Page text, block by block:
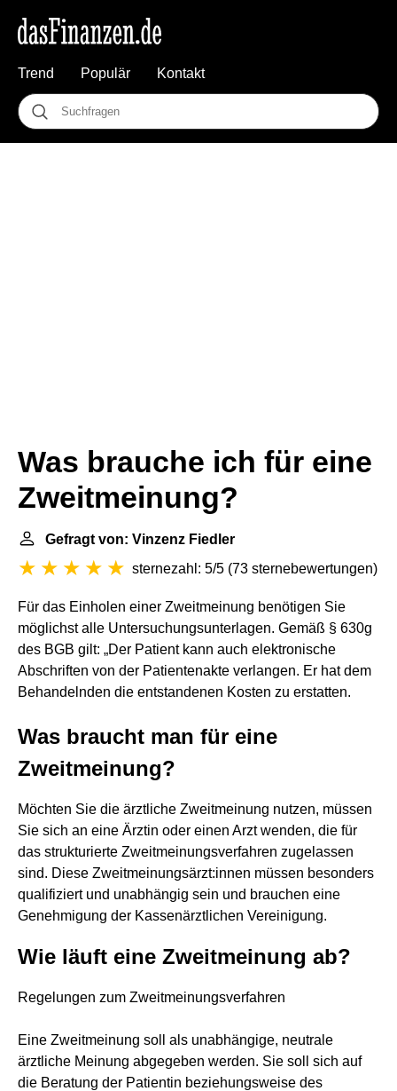
Trend Populär Kontakt
Was brauche ich für eine
Zweitmeinung?
Gefragt von: Vinzenz Fiedler
sternezahl: 5/5 (73 sternebewertungen)
Für das Einholen einer Zweitmeinung benötigen Sie
möglichst alle Untersuchungsunterlagen. Gemäß § 630g
des BGB gilt: „Der Patient kann auch elektronische
Abschriften von der Patientenakte verlangen. Er hat dem
Behandelnden die entstandenen Kosten zu erstatten.
Was braucht man für eine
Zweitmeinung?
Möchten Sie die ärztliche Zweitmeinung nutzen, müssen
Sie sich an eine Ärztin oder einen Arzt wenden, die für
das strukturierte Zweitmeinungsverfahren zugelassen
sind. Diese Zweitmeinungsärzt:innen müssen besonders
qualifiziert und unabhängig sein und brauchen eine
Genehmigung der Kassenärztlichen Vereinigung.
Wie läuft eine Zweitmeinung ab?
Regelungen zum Zweitmeinungsverfahren
Eine Zweitmeinung soll als unabhängige, neutrale
ärztliche Meinung abgegeben werden. Sie soll sich auf
die Beratung der Patientin beziehungsweise des